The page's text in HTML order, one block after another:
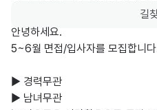
길
안녕하세요.
5~6월 면접/입사자를 모집합니
▶️ 경력무관
▶️ 남녀무관